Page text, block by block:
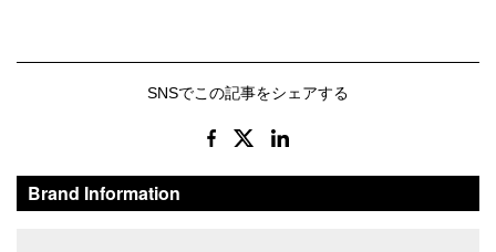
SNSでこの記事をシェアする
Brand Information